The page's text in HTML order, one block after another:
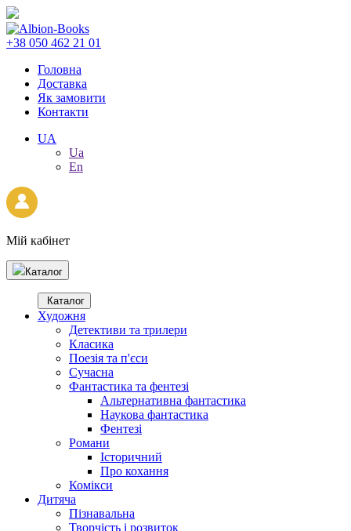
+38 050 462 21 01
Головна
Доставка
Як замовити
Контакти
UA
Ua
En
Мій кабінет
Каталог
Каталог
Художня
Детективи та трилери
Класика
Поезія та п'єси
Сучасна
Фантастика та фентезі
Альтернативна фантастика
Наукова фантастика
Фентезі
Романи
Історичний
Про кохання
Комікси
Дитяча
Пізнавальна
Творчість і розвиток